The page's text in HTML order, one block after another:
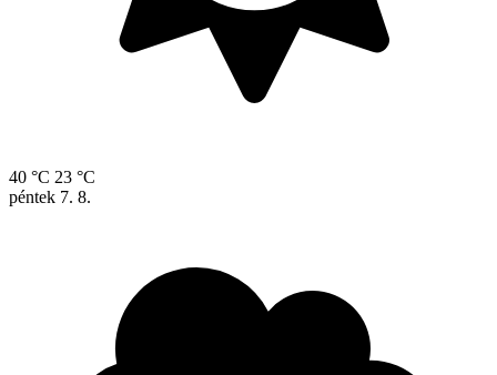
40 °C 23 °C
péntek 7. 8.